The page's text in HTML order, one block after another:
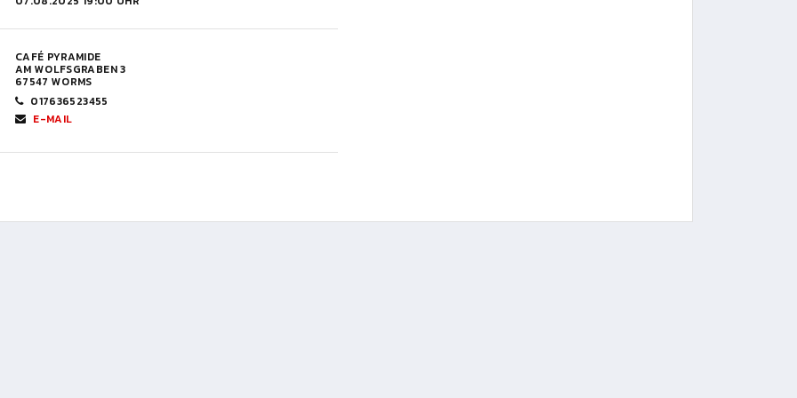
CAFÉ PYRAMIDE
AM WOLFSGRABEN 3
67547 WORMS
017636523455
E-MAIL